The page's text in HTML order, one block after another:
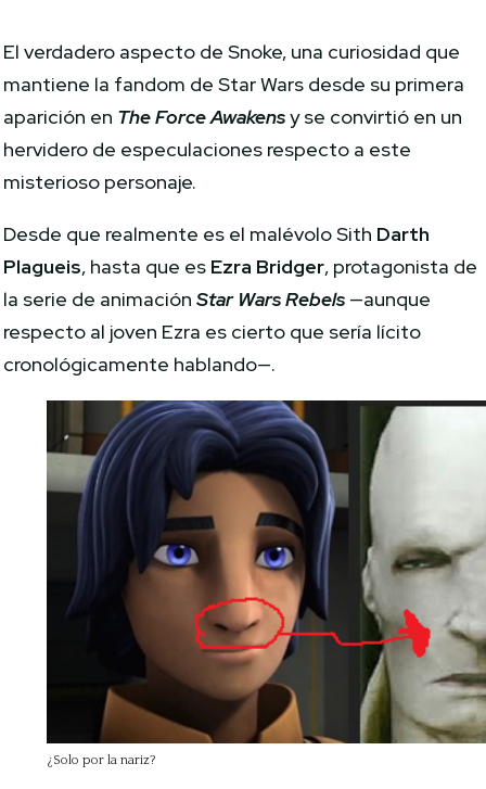
El verdadero aspecto de Snoke, una curiosidad que
mantiene la fandom de Star Wars desde su primera
aparición en The Force Awakensy se convirtió en un
hervidero de especulaciones respecto a este
misterioso personaje.
Desde que realmente es el malévolo Sith Darth
Plagueis, hasta que es Ezra Bridger, protagonista de
la serie de animaciónStar Wars Rebels —aunque
respecto al joven Ezra es cierto que sería lícito
cronológicamente hablando—.
¿Solo por la nariz?